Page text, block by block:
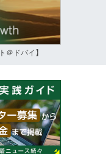
＠ドバイ】